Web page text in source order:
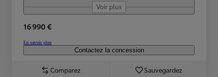
Voir plus
16 990 €
En savoir plus
Contactez la concession
Comparez Sauvegardez